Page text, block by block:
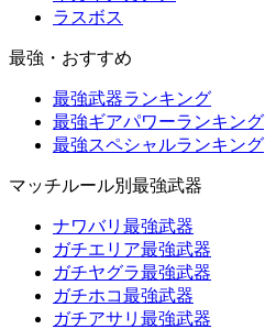
ラスボス
最強・おすすめ
最強武器ランキング
最強ギアパワーランキング
最強スペシャルランキング
マッチルール別最強武器
ナワバリ最強武器
ガチエリア最強武器
ガチヤグラ最強武器
ガチホコ最強武器
ガチアサリ最強武器